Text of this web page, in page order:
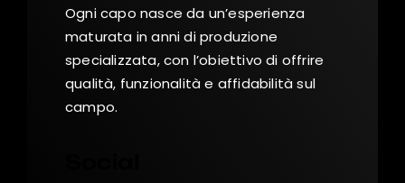
Ogni capo nasce da un’esperienza
maturata in anni di produzione
specializzata, con l’obiettivo di offrire
qualità, funzionalità e affidabilità sul
campo.